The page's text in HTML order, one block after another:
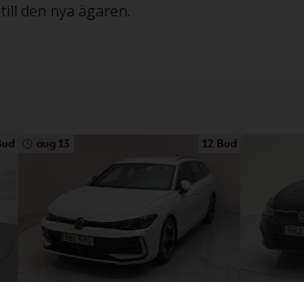
den nya ägaren.
aug 13 12 Bud